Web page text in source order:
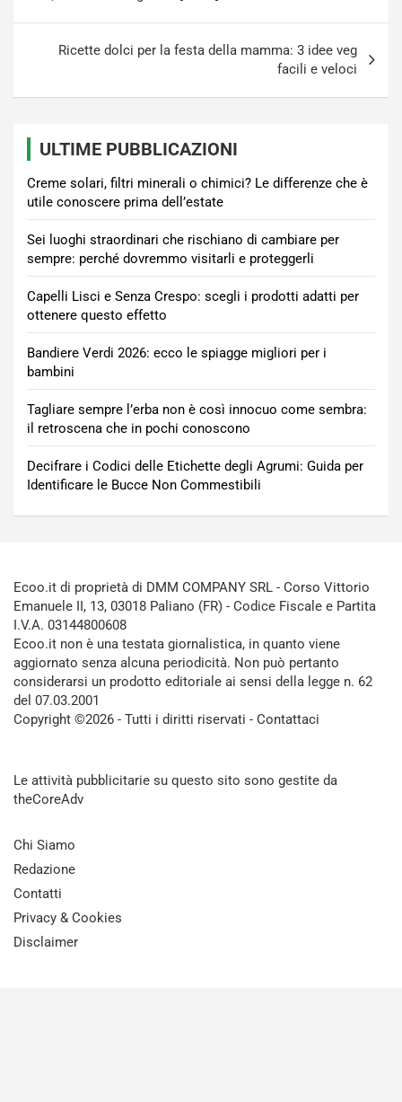
articoli
Ricette dolci per la festa della mamma: 3 idee veg
facili e veloci
ULTIME PUBBLICAZIONI
Creme solari, filtri minerali o chimici? Le differenze che è
utile conoscere prima dell’estate
Sei luoghi straordinari che rischiano di cambiare per
sempre: perché dovremmo visitarli e proteggerli
Capelli Lisci e Senza Crespo: scegli i prodotti adatti per
ottenere questo effetto
Bandiere Verdi 2026: ecco le spiagge migliori per i
bambini
Tagliare sempre l’erba non è così innocuo come sembra:
il retroscena che in pochi conoscono
Decifrare i Codici delle Etichette degli Agrumi: Guida per
Identificare le Bucce Non Commestibili
Ecoo.it di proprietà di DMM COMPANY SRL - Corso Vittorio
Emanuele II, 13, 03018 Paliano (FR) - Codice Fiscale e Partita
I.V.A. 03144800608
Ecoo.it non è una testata giornalistica, in quanto viene
aggiornato senza alcuna periodicità. Non può pertanto
considerarsi un prodotto editoriale ai sensi della legge n. 62
del 07.03.2001
Copyright ©2026 - Tutti i diritti riservati - Contattaci
Le attività pubblicitarie su questo sito sono gestite da
theCoreAdv
Chi Siamo
Redazione
Contatti
Privacy & Cookies
Disclaimer